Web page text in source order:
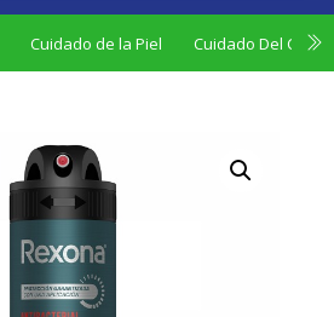
Cuidado de la Piel Cuidado Del